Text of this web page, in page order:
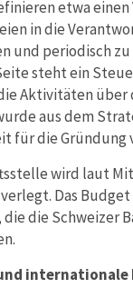
etwa
in die
und periodisch
steht ein
Aktivitäten über
aus dem
für die Gründung
wird laut
Das
die Schweizer
internationale